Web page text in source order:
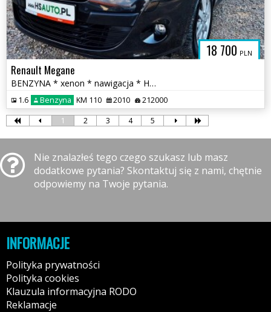
18 700 PLN
Renault Megane
BENZYNA * xenon * nawigacja * HANDS FREE * super * OKAZJA * 5 drzwi
1.6 Benzyna KM 110 2010 212000
1 2 3 4 5
Nie znalazłeś tego czego szukasz lub masz
dodatkowe pytania? Skontaktuj się z nami, chętnie
odpowiemy na Twoje pytania.
INFORMACJE
Polityka prywatności
Polityka cookies
Klauzula informacyjna RODO
Reklamacje